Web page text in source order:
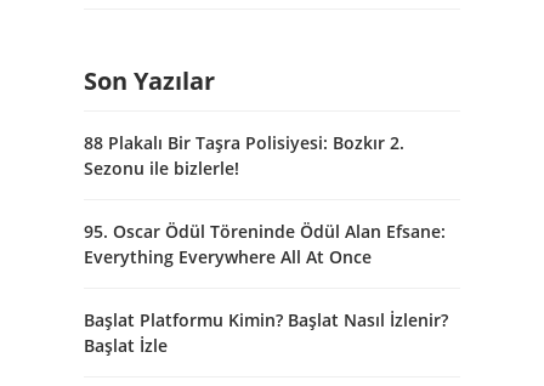
Son Yazılar
88 Plakalı Bir Taşra Polisiyesi: Bozkır 2.
Sezonu ile bizlerle!
95. Oscar Ödül Töreninde Ödül Alan Efsane:
Everything Everywhere All At Once
Başlat Platformu Kimin? Başlat Nasıl İzlenir?
Başlat İzle